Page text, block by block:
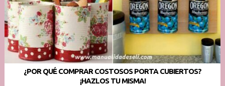
¿POR QUÉ COMPRAR COSTOSOS PORTA CUBIERTOS?
¡HAZLOS TU MISMA!